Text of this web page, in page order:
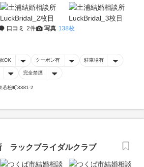
口コミ 2件 写真 138枚
OK クーポン有 駐車場有
完全禁煙
若松町3381-2
ラックブライダルクラブ